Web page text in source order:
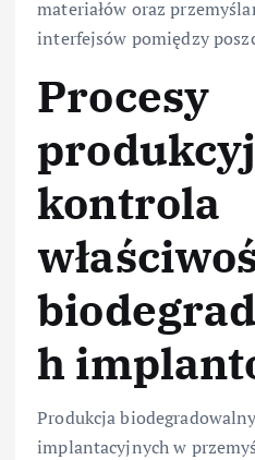
materiałów oraz
interfejsów pomiędzy
Procesy
kontrola
h
Produkcja
implantacyjnych w